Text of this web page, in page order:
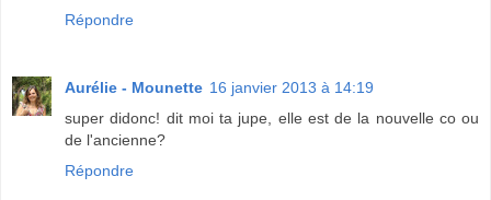
Répondre
Aurélie - Mounette 16 janvier 2013 à 14:19
super didonc! dit moi ta jupe, elle est de la nouvelle co ou
de l'ancienne?
Répondre